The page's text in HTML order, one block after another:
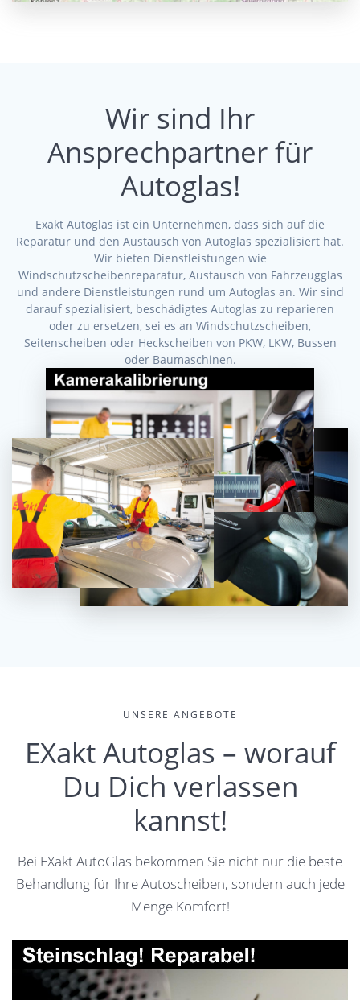
Wir sind Ihr
Ansprechpartner für
Autoglas!
Exakt Autoglas ist ein Unternehmen, dass sich auf die
Reparatur und den Austausch von Autoglas spezialisiert hat.
Wir bieten Dienstleistungen wie
Windschutzscheibenreparatur, Austausch von Fahrzeugglas
und andere Dienstleistungen rund um Autoglas an. Wir sind
darauf spezialisiert, beschädigtes Autoglas zu reparieren
oder zu ersetzen, sei es an Windschutzscheiben,
Seitenscheiben oder Heckscheiben von PKW, LKW, Bussen
oder Baumaschinen.
UNSERE ANGEBOTE
EXakt Autoglas – worauf
Du Dich verlassen
kannst!
Bei EXakt AutoGlas bekommen Sie nicht nur die beste
Behandlung für Ihre Autoscheiben, sondern auch jede
Menge Komfort!